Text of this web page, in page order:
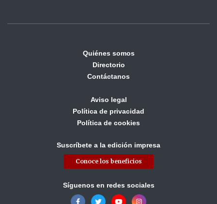
Quiénes somos
Directorio
Contáctanos
Aviso legal
Política de privacidad
Política de cookies
Suscríbete a la edición impresa
Conoce los beneficios
Síguenos en redes sociales